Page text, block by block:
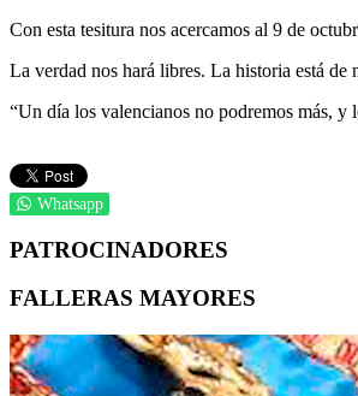
Con esta tesitura nos acercamos al 9 de
La verdad nos hará libres. La historia está de
“Un día los valencianos no podremos más, y
Whatsapp
PATROCINADORES
FALLERAS MAYORES